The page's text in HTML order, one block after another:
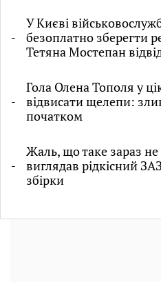
У Києві
безоплатно зберегти
Тетяна Мостепан
Гола Олена Тополя у
відвисати щелепи:
початком
Жаль, що таке зараз
виглядав рідкісний
збірки